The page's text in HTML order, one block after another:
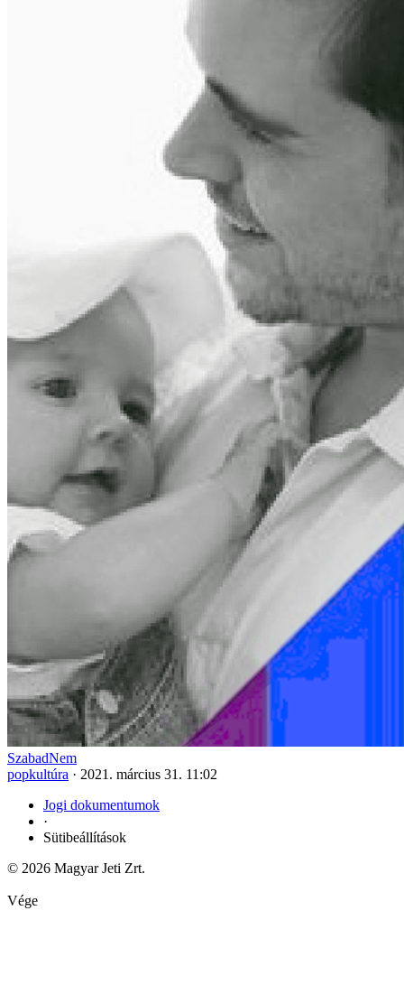
SzabadNem
popkultúra · 2021. március 31. 11:02
Jogi dokumentumok
·
Sütibeállítások
© 2026 Magyar Jeti Zrt.
Vége